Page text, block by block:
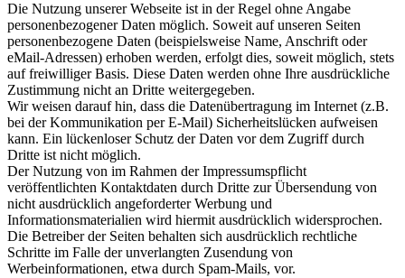
Die Nutzung unserer Webseite ist in der Regel ohne Angabe
personenbezogener Daten möglich. Soweit auf unseren Seiten
personenbezogene Daten (beispielsweise Name, Anschrift oder
eMail-Adressen) erhoben werden, erfolgt dies, soweit möglich, stets
auf freiwilliger Basis. Diese Daten werden ohne Ihre ausdrückliche
Zustimmung nicht an Dritte weitergegeben.
Wir weisen darauf hin, dass die Datenübertragung im Internet (z.B.
bei der Kommunikation per E-Mail) Sicherheitslücken aufweisen
kann. Ein lückenloser Schutz der Daten vor dem Zugriff durch
Dritte ist nicht möglich.
Der Nutzung von im Rahmen der Impressumspflicht
veröffentlichten Kontaktdaten durch Dritte zur Übersendung von
nicht ausdrücklich angeforderter Werbung und
Informationsmaterialien wird hiermit ausdrücklich widersprochen.
Die Betreiber der Seiten behalten sich ausdrücklich rechtliche
Schritte im Falle der unverlangten Zusendung von
Werbeinformationen, etwa durch Spam-Mails, vor.